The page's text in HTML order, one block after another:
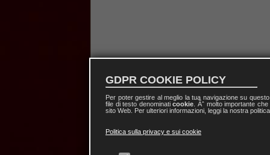
GDPR COOKIE POLICY
Per poter gestire al meglio la tua navigazione su
file di testo denominaticookie . Ãˆ molto importante
sito Web. Per ulteriori informazioni, leggi la nostra
Politica sulla privacy e sui cookie